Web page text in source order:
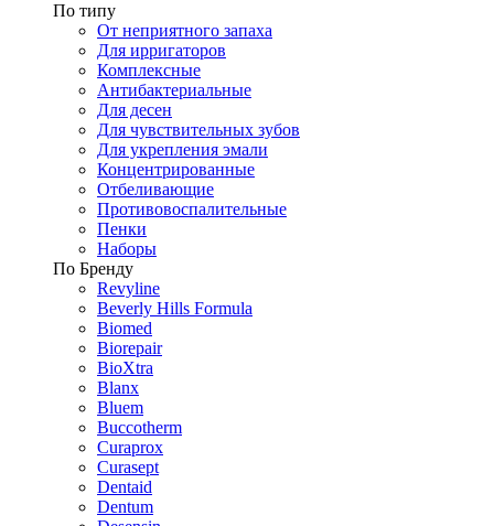
По типу
От неприятного запаха
Для ирригаторов
Комплексные
Антибактериальные
Для десен
Для чувствительных зубов
Для укрепления эмали
Концентрированные
Отбеливающие
Противовоспалительные
Пенки
Наборы
По Бренду
Revyline
Beverly Hills Formula
Biomed
Biorepair
BioXtra
Blanx
Bluem
Buccotherm
Curaprox
Curasept
Dentaid
Dentum